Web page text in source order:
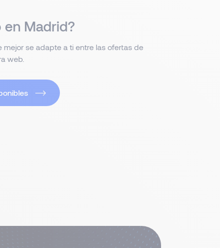
en Madrid?
se adapte a ti entre las ofertas de
web.